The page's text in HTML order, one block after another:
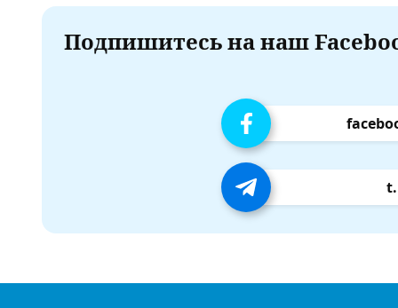
Подпишитесь на наш